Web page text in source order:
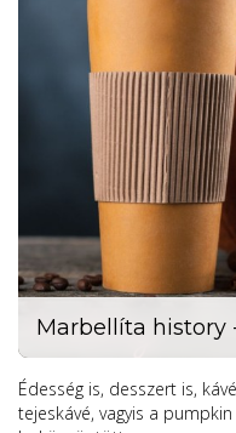
Alapanyagok
Egyéb
Marbellíta history
Édesség is, desszert is,
tejeskávé, vagyis a